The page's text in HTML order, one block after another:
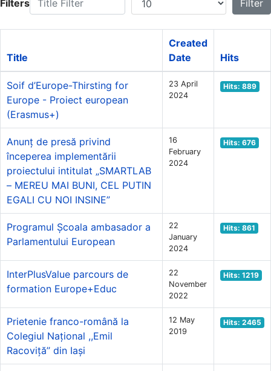
Filters Filter
Title
Created
Date
Hits
Soif d’Europe-Thirsting for
Europe - Proiect european
(Erasmus+)
23 April
2024
Hits: 889
Anunț de presă privind
începerea implementării
proiectului intitulat „SMARTLAB
– MEREU MAI BUNI, CEL PUTIN
EGALI CU NOI INSINE”
16
February
2024
Hits: 676
Programul Școala ambasador a
Parlamentului European
22
January
2024
Hits: 861
InterPlusValue parcours de
formation Europe+Educ
22
November
2022
Hits: 1219
Prietenie franco-română la
Colegiul Național ,,Emil
Racoviță’’ din Iași
12 May
2019
Hits: 2465